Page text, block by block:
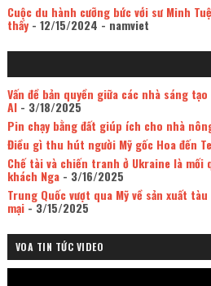
Cuộc du hành cưỡng bức với sư Minh
thấy- 12/15/2024 - namviet
Vấn đề bản quyền giữa các nhà sáng
AI- 3/18/2025
Pin chạy bằng đất giúp ích cho nhà
Điều gì thu hút người Mỹ gốc Hoa đến
Chế tài và chiến tranh ở Ukraine là mối
khách Nga- 3/16/2025
Trung Quốc vượt qua Mỹ về sản xuất
mại- 3/15/2025
VOA TIN TỨC VIDEO